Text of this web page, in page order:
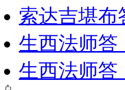
索达吉堪布
生西法师答
生西法师答